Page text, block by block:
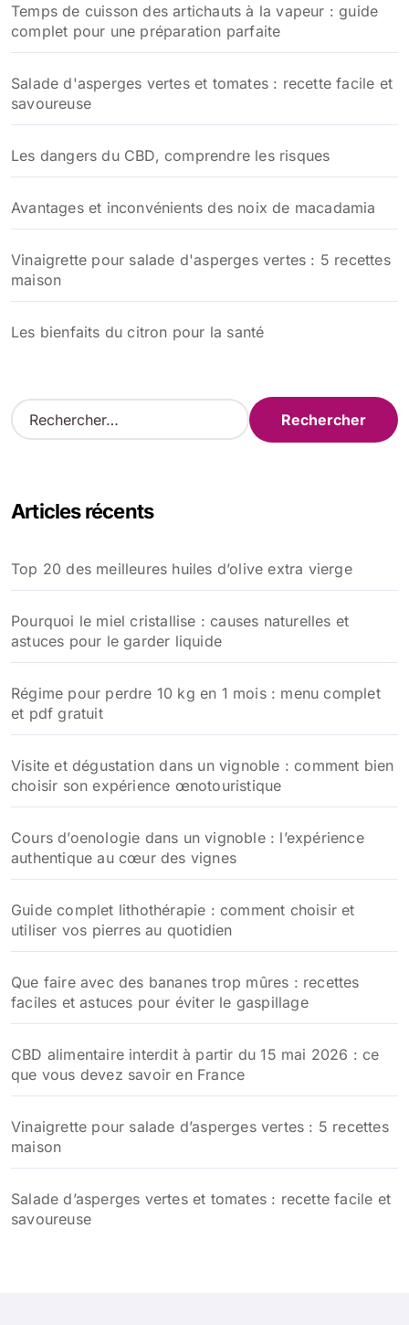
Temps de cuisson des artichauts à la vapeur : guide
complet pour une préparation parfaite
Salade d'asperges vertes et tomates : recette facile et
savoureuse
Les dangers du CBD, comprendre les risques
Avantages et inconvénients des noix de macadamia
Vinaigrette pour salade d'asperges vertes : 5 recettes
maison
Les bienfaits du citron pour la santé
R
e
r
e
r
:
Articles récents
Top 20 des meilleures huiles d’olive extra vierge
Pourquoi le miel cristallise : causes naturelles et
astuces pour le garder liquide
Régime pour perdre 10 kg en 1 mois : menu complet
et pdf gratuit
Visite et dégustation dans un vignoble : comment bien
choisir son expérience œnotouristique
Cours d’oenologie dans un vignoble : l’expérience
authentique au cœur des vignes
Guide complet lithothérapie : comment choisir et
utiliser vos pierres au quotidien
Que faire avec des bananes trop mûres : recettes
faciles et astuces pour éviter le gaspillage
CBD alimentaire interdit à partir du 15 mai 2026 : ce
que vous devez savoir en France
Vinaigrette pour salade d’asperges vertes : 5 recettes
maison
Salade d’asperges vertes et tomates : recette facile et
savoureuse